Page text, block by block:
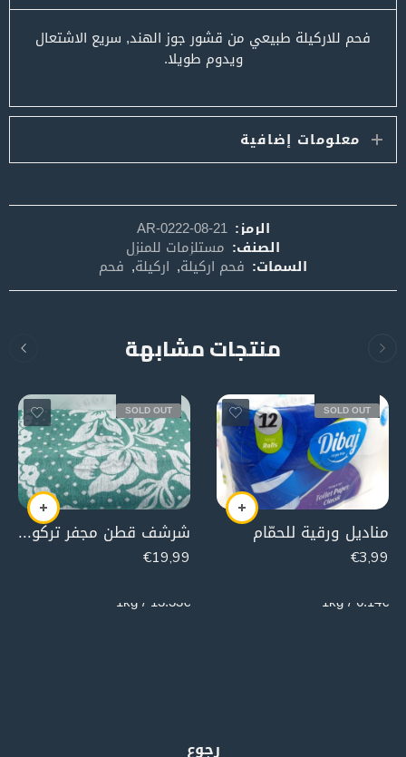
فحم للاركيلة طبيعي من قشور جوز الهند, سريع الاشتعال
ويدوم طويلا.
معلومات إضافية
الرمز: AR-0222-08-21
الصنف: مستلزمات للمنزل
السمات: فحم اركيلة, اركيلة, فحم
منتجات مشابهة
SOLD OUT
مناديل ورقية للحمّام
€3,99
6.14€ / 1kg
SOLD OUT
شرشف قطن مجفر تركواز ( مجوز 160*220سم)
€19,99
13.33€ / 1kg